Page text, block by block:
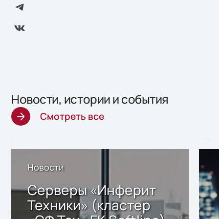
Новости, истории и события
Смотреть все
Новости
Серверы «Инферит
Техники» (кластер